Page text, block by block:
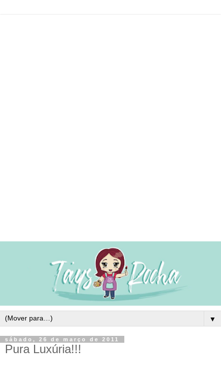
▼
sábado, 26 de março de 2011
Pura Luxúria!!!